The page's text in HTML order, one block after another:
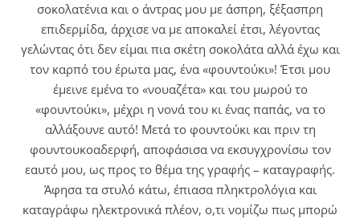
σοκολατένια και ο άντρας μου με άσπρη, ξέξασπρη
επιδερμίδα, άρχισε να με αποκαλεί έτσι, λέγοντας
γελώντας ότι δεν είμαι πια σκέτη σοκολάτα αλλά έχω και
τον καρπό του έρωτα μας, ένα «φουντούκι»! Έτσι μου
έμεινε εμένα το «νουαζέτα» και του μωρού το
«φουντούκι», μέχρι η νονά του κι ένας παπάς, να το
αλλάξουνε αυτό! Μετά το φουντούκι και πριν τη
φουντουκοαδερφή, αποφάσισα να εκσυγχρονίσω τον
εαυτό μου, ως προς το θέμα της γραφής – καταγραφής.
Άφησα τα στυλό κάτω, έπιασα πληκτρολόγια και
καταγράφω ηλεκτρονικά πλέον, ο,τι νομίζω πως μπορώ